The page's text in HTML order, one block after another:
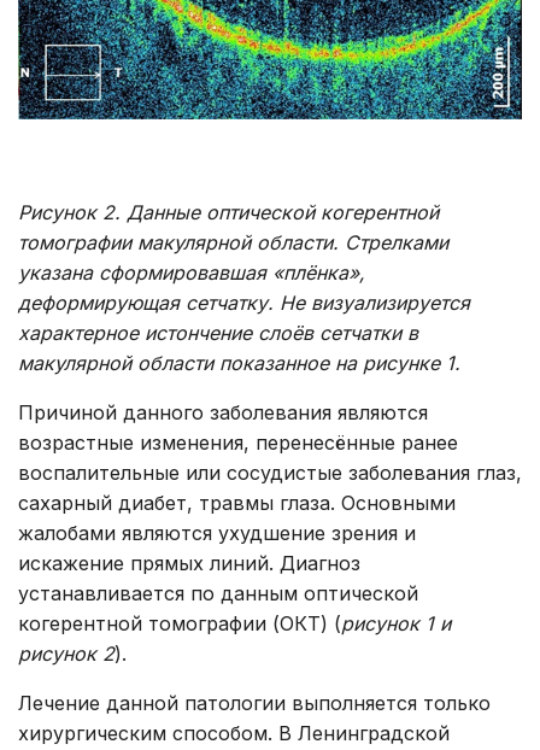
Рисунок 2. Данные оптической когерентной
томографии макулярной области. Стрелками
указана сформировавшая «плёнка»,
деформирующая сетчатку. Не визуализируется
характерное истончение слоёв сетчатки в
макулярной области показанное на рисунке 1.
Причиной данного заболевания являются
возрастные изменения, перенесённые ранее
воспалительные или сосудистые заболевания глаз,
сахарный диабет, травмы глаза. Основными
жалобами являются ухудшение зрения и
искажение прямых линий. Диагноз
устанавливается по данным оптической
когерентной томографии (ОКТ) (рисунок 1 и
рисунок 2).
Лечение данной патологии выполняется только
хирургическим способом. В Ленинградской